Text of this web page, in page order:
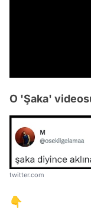
O 'Şaka'
twitter.com
👇